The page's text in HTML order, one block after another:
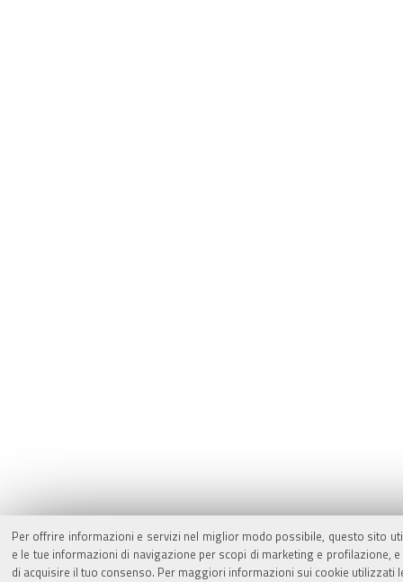
Per offrire informazioni e servizi nel miglior modo possibile, questo sito
e le tue informazioni di navigazione per scopi di marketing e
di acquisire il tuo consenso. Per maggiori informazioni sui cookie utilizzati